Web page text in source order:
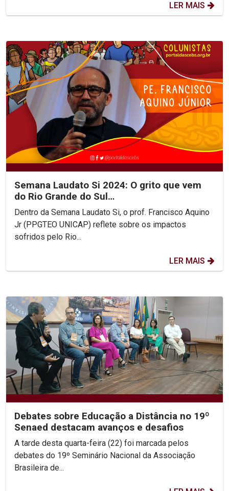
LER MAIS
Semana Laudato Si 2024: O grito que vem
do Rio Grande do Sul…
Dentro da Semana Laudato Si, o prof. Francisco Aquino
Jr (PPGTEO UNICAP) reflete sobre os impactos
sofridos pelo Rio...
LER MAIS
Debates sobre Educação a Distância no 19º
Senaed destacam avanços e desafios
A tarde desta quarta-feira (22) foi marcada pelos
debates do 19º Seminário Nacional da Associação
Brasileira de...